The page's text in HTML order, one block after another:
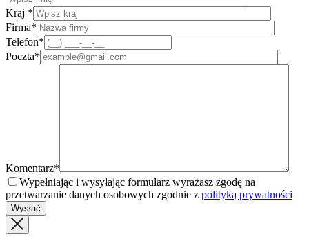
Kraj *
Firma*
Telefon*
Poczta*
Komentarz*
Wypełniając i wysyłając formularz wyrażasz zgodę na
przetwarzanie danych osobowych zgodnie z polityką prywatności